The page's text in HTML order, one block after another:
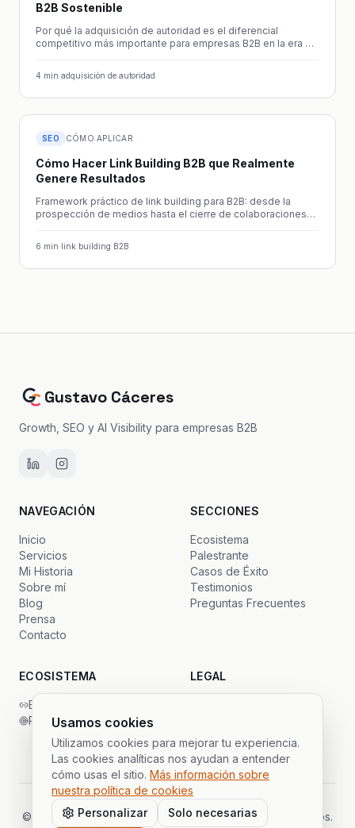
B2B Sostenible
Por qué la adquisición de autoridad es el diferencial
competitivo más importante para empresas B2B en la era de
4 min·adquisición de autoridad
SEO CÓMO APLICAR
Cómo Hacer Link Building B2B que Realmente
Genere Resultados
Framework práctico de link building para B2B: desde la
prospección de medios hasta el cierre de colaboraciones
6 min·link building B2B
Gustavo Cáceres
Growth, SEO y AI Visibility para empresas B2B
NAVEGACIÓN
Inicio
Servicios
Mi Historia
Sobre mí
Blog
Prensa
Contacto
SECCIONES
Ecosistema
Palestrante
Casos de Éxito
Testimonios
Preguntas Frecuentes
ECOSISTEMA
Backlinks Global
PrimeSDR
LEGAL
Cookies
© Gustavo Cáceres. Todos los derechos reservados.
Usamos cookies
Utilizamos cookies para mejorar tu experiencia.
Las cookies analíticas nos ayudan a entender
cómo usas el sitio. Más información sobre
nuestra política de cookies
Personalizar
Solo necesarias